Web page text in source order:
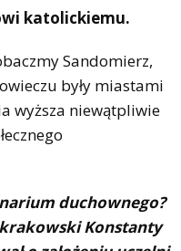
katolickiemu.
Sandomierz,
były miastami
wyższa niewątpliwie
duchownego?
Konstanty